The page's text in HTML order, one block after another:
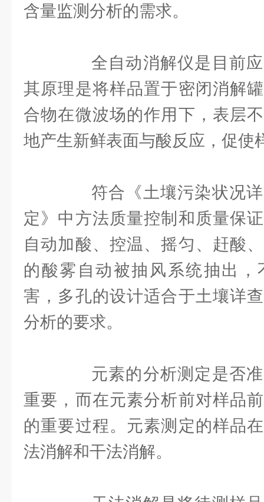
含量监测分析的需求。
全自动消解仪是目前应
其原理是将样品置于密闭消解
合物在微波场的作用下，表层
地产生新鲜表面与酸反应，促使
符合《土壤污染状况详
定》中方法质量控制和质量保
自动加酸、控温、摇匀、赶酸
的酸雾自动被抽风系统抽出
害，多孔的设计适合于土壤详
分析的要求。
元素的分析测定是否准
重要，而在元素分析前对样品
的重要过程。元素测定的样品
法消解和干法消解。